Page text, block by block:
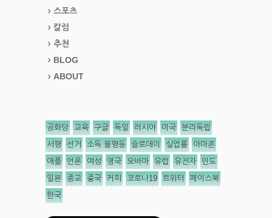
스포츠
칼럼
추천
BLOG
ABOUT
공화당 교육 구글 독일 러시아 미국 분리독립
서평 선거 소득 불평등 슬로데이 실업률 아마존
애플 언론 여성 영국 오바마 유럽 유전자 인도
일본 종교 중국 커피 코로나19 트위터 페이스북
한국